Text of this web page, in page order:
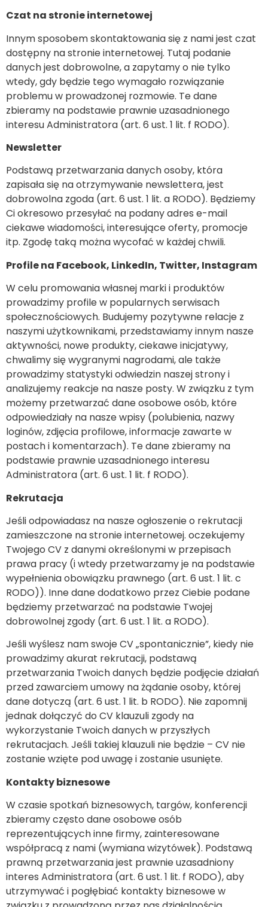
Czat na stronie internetowej
Innym sposobem skontaktowania się z nami jest czat
dostępny na stronie internetowej. Tutaj podanie
danych jest dobrowolne, a zapytamy o nie tylko
wtedy, gdy będzie tego wymagało rozwiązanie
problemu w prowadzonej rozmowie. Te dane
zbieramy na podstawie prawnie uzasadnionego
interesu Administratora (art. 6 ust. 1 lit. f RODO).
Newsletter
Podstawą przetwarzania danych osoby, która
zapisała się na otrzymywanie newslettera, jest
dobrowolna zgoda (art. 6 ust. 1 lit. a RODO). Będziemy
Ci okresowo przesyłać na podany adres e-mail
ciekawe wiadomości, interesujące oferty, promocje
itp. Zgodę taką można wycofać w każdej chwili.
Profile na Facebook, LinkedIn, Twitter, Instagram
W celu promowania własnej marki i produktów
prowadzimy profile w popularnych serwisach
społecznościowych. Budujemy pozytywne relacje z
naszymi użytkownikami, przedstawiamy innym nasze
aktywności, nowe produkty, ciekawe inicjatywy,
chwalimy się wygranymi nagrodami, ale także
prowadzimy statystyki odwiedzin naszej strony i
analizujemy reakcje na nasze posty. W związku z tym
możemy przetwarzać dane osobowe osób, które
odpowiedziały na nasze wpisy (polubienia, nazwy
loginów, zdjęcia profilowe, informacje zawarte w
postach i komentarzach). Te dane zbieramy na
podstawie prawnie uzasadnionego interesu
Administratora (art. 6 ust. 1 lit. f RODO).
Rekrutacja
Jeśli odpowiadasz na nasze ogłoszenie o rekrutacji
zamieszczone na stronie internetowej. oczekujemy
Twojego CV z danymi określonymi w przepisach
prawa pracy (i wtedy przetwarzamy je na podstawie
wypełnienia obowiązku prawnego (art. 6 ust. 1 lit. c
RODO)). Inne dane dodatkowo przez Ciebie podane
będziemy przetwarzać na podstawie Twojej
dobrowolnej zgody (art. 6 ust. 1 lit. a RODO).
Jeśli wyślesz nam swoje CV „spontanicznie”, kiedy nie
prowadzimy akurat rekrutacji, podstawą
przetwarzania Twoich danych będzie podjęcie działań
przed zawarciem umowy na żądanie osoby, której
dane dotyczą (art. 6 ust. 1 lit. b RODO). Nie zapomnij
jednak dołączyć do CV klauzuli zgody na
wykorzystanie Twoich danych w przyszłych
rekrutacjach. Jeśli takiej klauzuli nie będzie – CV nie
zostanie wzięte pod uwagę i zostanie usunięte.
Kontakty biznesowe
W czasie spotkań biznesowych, targów, konferencji
zbieramy często dane osobowe osób
reprezentujących inne firmy, zainteresowane
współpracą z nami (wymiana wizytówek). Podstawą
prawną przetwarzania jest prawnie uzasadniony
interes Administratora (art. 6 ust. 1 lit. f RODO), aby
utrzymywać i pogłębiać kontakty biznesowe w